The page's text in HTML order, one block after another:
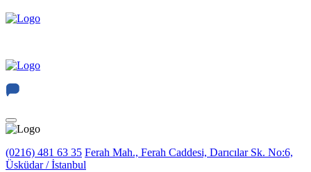
(0216) 481 63 35 Ferah Mah., Ferah Caddesi, Darıcılar Sk. No:6,
Üsküdar / İstanbul